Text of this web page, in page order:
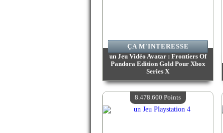
un Jeu Vidéo Avatar : Frontiers Of
Pandora Edition Gold Pour Xbox
Series X
Valeur :10 084 100 Points
Quantité Disponible :4
ÇA M'INTERESSE
8.478.600 Points